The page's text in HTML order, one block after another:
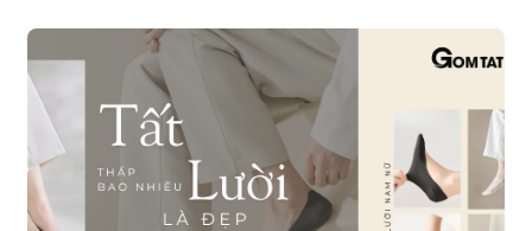
Cùng GOMTAT tìm hiểu nhé.Tuổi thọ trung bình của một đôi
tất là bao lâu?Trung bình, một đôi tất sử dụng thường xuyên